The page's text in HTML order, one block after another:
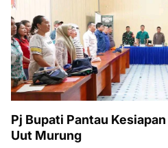
Pj Bupati Pantau
Uut Murung